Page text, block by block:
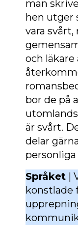
man
hen utger
vara
och läkare
bor de på
är svårt.
delar
Språket |
konstlade